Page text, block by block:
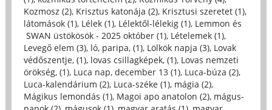
Kozmosz (2), Krisztus katonája (2), Krisztusi szeretet (1),
látomások (1), Lélek (1), Lélektől-lélekig (1), Lemmon és
SWAN üstökösök - 2025 október (1), Lételemek (1),
Levegő elem (3), ló, paripa, (1), Lölkök napja (3), Lovak
védőszentje, (1), lovas csillagképek, (1), Lovas nemzeti
örökség, (1), Luca nap, december 13 (1), Luca-búza (2),
Luca-kalendárium (2), Luca-széke (1), mágia (2),
Mágikus lemondás (1), Magoi apo anatolon (2), mágus-